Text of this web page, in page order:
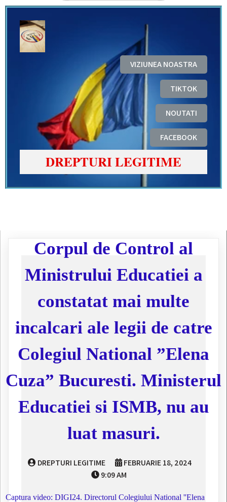
VIZIUNEA NOASTRA
TIKTOK
NOUTATI
FACEBOOK
DREPTURI LEGITIME
Corpul de Control al
Ministrului Educatiei a
constatat mai multe
incalcari ale legii de catre
Colegiul National ”Elena
Cuza” Bucuresti. Ministerul
Educatiei si ISMB, nu au
luat masuri.
DREPTURI LEGITIME
FEBRUARIE 18, 2024
9:09 AM
Captura video: DIGI24. Directorul Colegiului National ''Elena